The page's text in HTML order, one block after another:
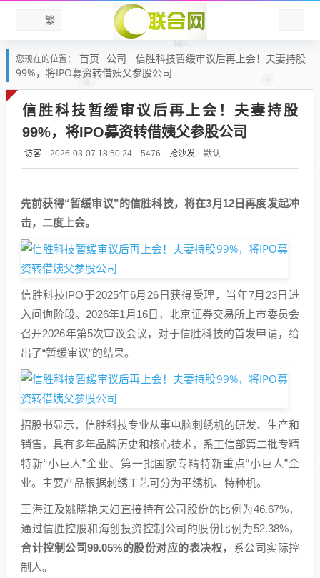
繁
您现在的位置： 首页 公司
信胜科技暂缓审议后再上会！夫妻持股
99%，将IPO募资转借姨父参股公司
信胜科技暂缓审议后再上会！夫妻持股
99%，将IPO募资转借姨父参股公司
访客 2026-03-07 18:50:24 5476 抢沙发 默认
先前获得“暂缓审议”的信胜科技，将在3月12日再度发起冲
击，二度上会。
信胜科技IPO于2025年6月26日获得受理，当年7月23日进
入问询阶段。2026年1月16日，北京证券交易所上市委员会
召开2026年第5次审议会议，对于信胜科技的首发申请，给
出了“暂缓审议”的结果。
招股书显示，信胜科技专业从事电脑刺绣机的研发、生产和
销售，具有多年品牌历史和核心技术，系工信部第二批专精
特新“小巨人”企业、第一批国家专精特新重点“小巨人”企
业。主要产品根据刺绣工艺可分为平绣机、特种机。
王海江及姚晓艳夫妇直接持有公司股份的比例为46.67%，
通过信胜控股和海创投资控制公司的股份比例为52.38%，
合计控制公司99.05%的股份对应的表决权， 系公司实际控
制人。